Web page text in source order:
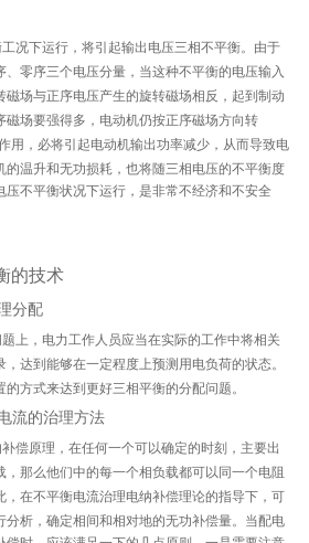
况下运行，将引起输出电压三相不平衡。由于
零序三个电压分量，当这种不平衡的电压输入
场与正序电压产生的旋转磁场相反，起到制动
场要强得多，电动机仍按正序磁场方向转
用，必将引起电动机输出功率减少，从而导致电
温升和无功损耗，也将随三相电压的不平衡度
不平衡状况下运行，是非常不经济和不安全
的技术
分配
上，电力工作人员应当在实际的工作中将相关
达到能够在一定程度上预测用电负荷的状态。
方式来达到更好三相平衡的分配问题。
流的治理方法
偿原理，在任何一个可以确定的时刻，主要出
那么他们中的每一个相负载都可以同一个电阻
，在不平衡电流治理电纳补偿理论的指导下，可
析，确定相间和相对地的无功补偿量。 当配电